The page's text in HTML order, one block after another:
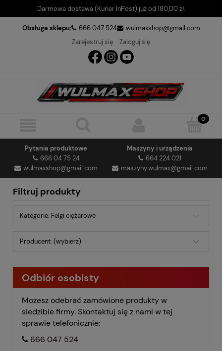
Darmowa dostawa (Kurier InPost) już od 180,00 zł.
Obsługa sklepu: 666 047 524
wulmaxshop@gmail.com
Zarejestruj się
Zaloguj się
Pytania produktowe
666 04 75 24
wulmaxshop@gmail.com
Maszyny i urządzenia
664 224 021
maszyny.wulmax@gmail.com
Filtruj produkty
Kategorie: Felgi ciężarowe
Producent: (wybierz)
Odbiór osobisty
Możesz odebrać zamówione produkty w
siedzibie firmy. Skontaktuj się z nami w tej
sprawie telefonicznie:
666 047 524